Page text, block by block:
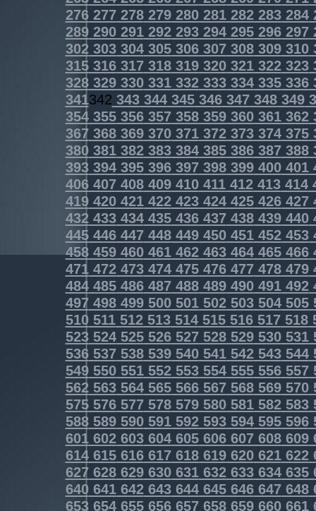
276277278279280281282283284
289290291292293294295296297
302303304305306307308309310
315316317318319320321322323
328329330331332333334335336
341342 343344345346347348349
354355356357358359360361362
367368369370371372373374375
380381382383384385386387388
393394395396397398399400401
406407408409410411412413414
419420421422423424425426427
432433434435436437438439440
445446447448449450451452453
458459460461462463464465466
471472473474475476477478479
484485486487488489490491492
497498499500501502503504505
510511512513514515516517518
523524525526527528529530531
536537538539540541542543544
549550551552553554555556557
562563564565566567568569570
575576577578579580581582583
588589590591592593594595596
601602603604605606607608609
614615616617618619620621622
627628629630631632633634635
640641642643644645646647648
653654655656657658659660661